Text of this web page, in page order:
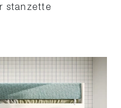
stanzette